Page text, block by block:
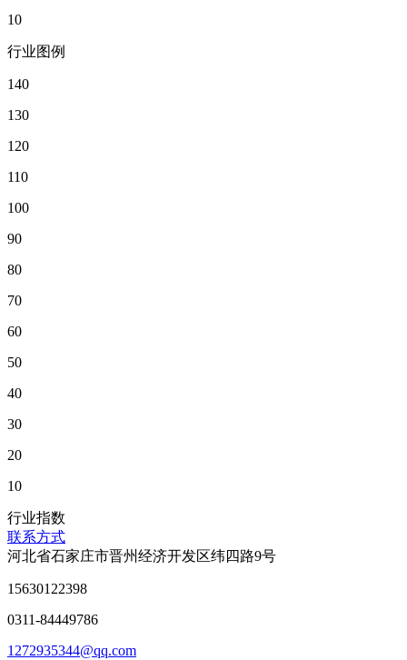
10
行业图例
140
130
120
110
100
90
80
70
60
50
40
30
20
10
行业指数
联系方式
河北省石家庄市晋州经济开发区纬四路9号
15630122398
0311-84449786
1272935344@qq.com